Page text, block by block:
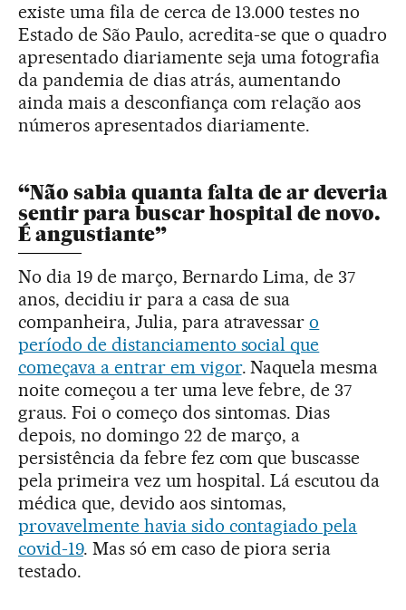
existe uma fila de cerca de 13.000 testes no
Estado de São Paulo, acredita-se que o quadro
apresentado diariamente seja uma fotografia
da pandemia de dias atrás, aumentando
ainda mais a desconfiança com relação aos
números apresentados diariamente.
“Não sabia quanta falta de ar deveria
sentir para buscar hospital de novo.
É angustiante”
No dia 19 de março, Bernardo Lima, de 37
anos, decidiu ir para a casa de sua
companheira, Julia, para atravessaro
período de distanciamento social que
começava a entrar em vigor. Naquela mesma
noite começou a ter uma leve febre, de 37
graus. Foi o começo dos sintomas. Dias
depois, no domingo 22 de março, a
persistência da febre fez com que buscasse
pela primeira vez um hospital. Lá escutou da
médica que, devido aos sintomas,
provavelmente havia sido contagiado pela
covid-19. Mas só em caso de piora seria
testado.